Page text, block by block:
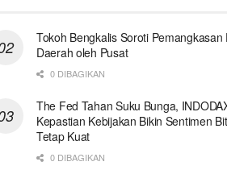
Tokoh Bengkalis Soroti Pemangkasan
Daerah oleh Pusat
0 DIBAGIKAN
The Fed Tahan Suku Bunga,
Kepastian Kebijakan Bikin Sentimen
Tetap Kuat
0 DIBAGIKAN